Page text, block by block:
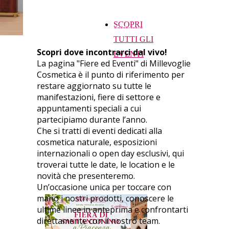
l’esperienza Millevoglie.
Scopri dove incontrarci dal vivo!
La pagina "Fiere ed Eventi" di Millevoglie
Cosmetica è il punto di riferimento per
restare aggiornato su tutte le
manifestazioni, fiere di settore e
appuntamenti speciali a cui
partecipiamo durante l’anno.
Che si tratti di eventi dedicati alla
cosmetica naturale, esposizioni
internazionali o open day esclusivi, qui
troverai tutte le date, le location e le
novità che presenteremo.
Un’occasione unica per toccare con
mano i nostri prodotti, conoscere le
ultime linee in anteprima e confrontarti
direttamente con il nostro team.
SCOPRI
TUTTI GLI
EVENTI